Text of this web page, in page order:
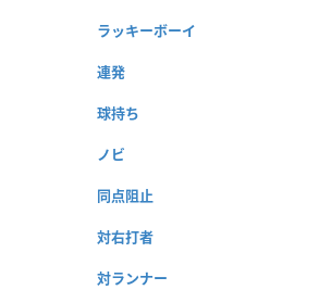
ラッキーボーイ
連発
球持ち
ノビ
同点阻止
対右打者
対ランナー